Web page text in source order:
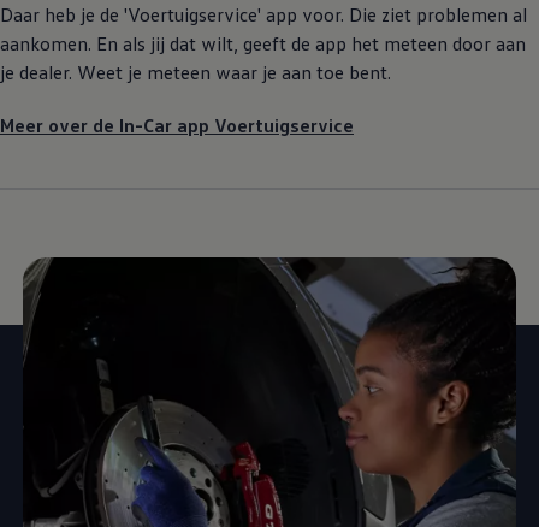
Daar heb je de 'Voertuigservice' app voor. Die ziet problemen al
aankomen. En als jij dat wilt, geeft de app het meteen door aan
je dealer. Weet je meteen waar je aan toe bent.
Meer over de In-Car app Voertuigservice